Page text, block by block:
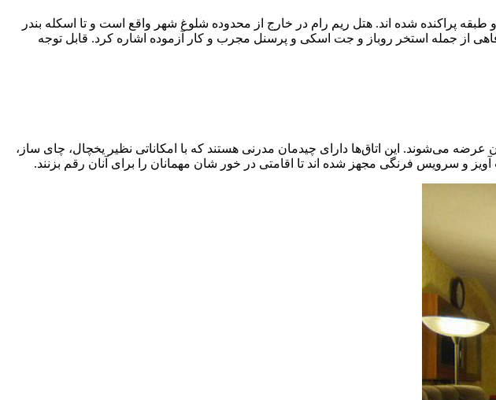
برداری رسید. این هتل دارای ۵۷ باب اتاق می باشد که در دو طبقه پراکنده شده اند. هتل ریم رام در خارج از محدوده شلوغ شهر واقع است و تا اسکله بندر
رفاهی از جمله استخر روباز و جت اسکی و پرسنل مجرب و کار آزموده اشاره کرد. قابل توجه
اقامتی است که در ظرفیت‌های متنوعی شامل اتاق‌های یک تخته تا ۳ تخته به مهمانان عرضه می‌شوند. این اتاق‌ها دارای چیدمان مدرنی هستند که با امکاناتی نظیر یخچال، چای ساز،
و سرویس فرنگی مجهز شده اند تا اقامتی در خور شان مهمانان را برای آنان رقم بزنند.